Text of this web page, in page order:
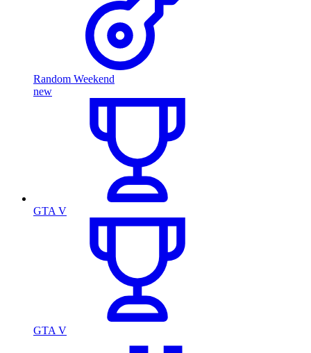
Random Weekend
new
GTA V
GTA V